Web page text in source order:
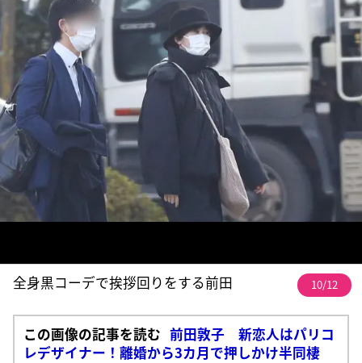
全身黒コーデで挨拶回りをする前田 10/12
この画像の記事を読む 前田敦子 新恋人はパリコ
レデザイナー！離婚から3カ月で押しかけ半同棲